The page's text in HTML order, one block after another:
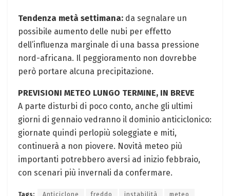
Tendenza metà settimana: da segnalare un
possibile aumento delle nubi per effetto
dell’influenza marginale di una bassa pressione
nord-africana. Il peggioramento non dovrebbe
però portare alcuna precipitazione.
PREVISIONI METEO LUNGO TERMINE, IN BREVE
A parte disturbi di poco conto, anche gli ultimi
giorni di gennaio vedranno il dominio anticiclonico:
giornate quindi perlopiù soleggiate e miti,
continuerà a non piovere. Novità meteo più
importanti potrebbero aversi ad inizio febbraio,
con scenari più invernali da confermare.
Tags: Anticiclone freddo instabilità meteo